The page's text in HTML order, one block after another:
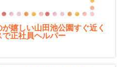
嬉しい山田池公園すぐ近く
正社員ヘルパー